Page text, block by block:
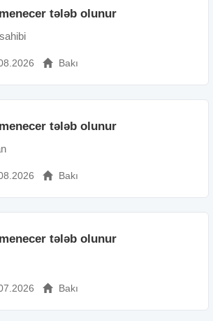
tələb olunur
Bakı
tələb olunur
Bakı
tələb olunur
Bakı